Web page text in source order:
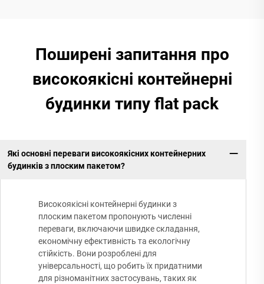
Поширені запитання про
високоякісні контейнерні
будинки типу flat pack
Які основні переваги високоякісних контейнерних
будинків з плоским пакетом?
Високоякісні контейнерні будинки з
плоским пакетом пропонують численні
переваги, включаючи швидке складання,
економічну ефективність та екологічну
стійкість. Вони розроблені для
універсальності, що робить їх придатними
для різноманітних застосувань, таких як